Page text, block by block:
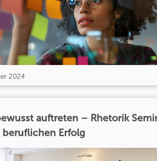
2024
auftreten – Rhetorik
beruflichen Erfolg